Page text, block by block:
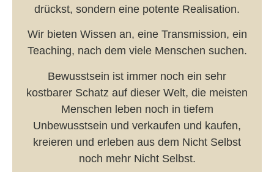
drückst, sondern eine potente Realisation.
Wir bieten Wissen an, eine Transmission, ein
Teaching, nach dem viele Menschen suchen.
Bewusstsein ist immer noch ein sehr
kostbarer Schatz auf dieser Welt, die meisten
Menschen leben noch in tiefem
Unbewusstsein und verkaufen und kaufen,
kreieren und erleben aus dem Nicht Selbst
noch mehr Nicht Selbst.